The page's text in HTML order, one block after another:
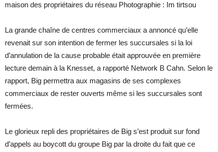
maison des propriétaires du réseau Photographie : Im tirtsou
La grande chaîne de centres commerciaux a annoncé qu’elle
revenait sur son intention de fermer les succursales si la loi
d’annulation de la cause probable était approuvée en première
lecture demain à la Knesset, a rapporté Network B Cahn. Selon le
rapport, Big permettra aux magasins de ses complexes
commerciaux de rester ouverts même si les succursales sont
fermées.
Le glorieux repli des propriétaires de Big s’est produit sur fond
d’appels au boycott du groupe Big par la droite du fait que ce